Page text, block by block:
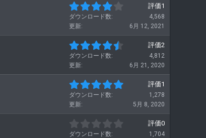
評価1
ダウンロード数
4,568
更新
6月 12, 2021
つ
評価2
ダウンロード数
4,812
更新
6月 21, 2020
5
評価1
ダウンロード数
1,278
更新
5月 8, 2020
評価0
ダウンロード数
1,704